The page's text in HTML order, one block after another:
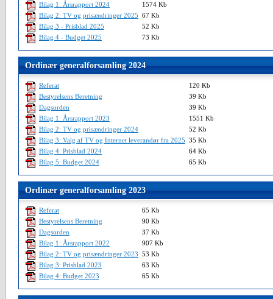
Bilag 1: Årsrapport 2024
1574 Kb
Bilag 2: TV og prisændringer 2025 67 Kb
Bilag 3 - Prisblad 2025
52 Kb
Bilag 4 - Budget 2025
73 Kb
Ordinær generalforsamling 2024
Referat
120 Kb
Bestyrelsens Beretning
39 Kb
Dagsorden
39 Kb
Bilag 1: Årsrapport 2023
1551 Kb
Bilag 2: TV og prisændringer 2024
52 Kb
Bilag 3: Valg af TV og Internet leverandør fra 2025 35 Kb
Bilag 4: Prisblad 2024
64 Kb
Bilag 5: Budget 2024
65 Kb
Ordinær generalforsamling 2023
Referat
65 Kb
Bestyrelsens Beretning
90 Kb
Dagsorden
37 Kb
Bilag 1: Årsrapport 2022
907 Kb
Bilag 2: TV og prisændringer 2023 53 Kb
Bilag 3: Prisblad 2023
63 Kb
Bilag 4: Budget 2023
65 Kb